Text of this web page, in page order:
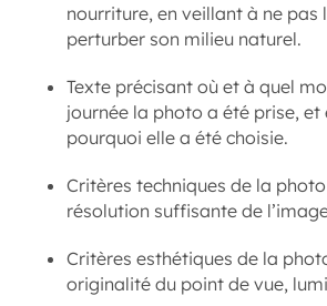
nourriture, en veillant à ne pas
perturber son milieu naturel.
Texte précisant où et à quel
journée la photo a été prise,
pourquoi elle a été choisie.
Critères techniques de la
résolution suffisante de
Critères esthétiques de la
originalité du point de vue,